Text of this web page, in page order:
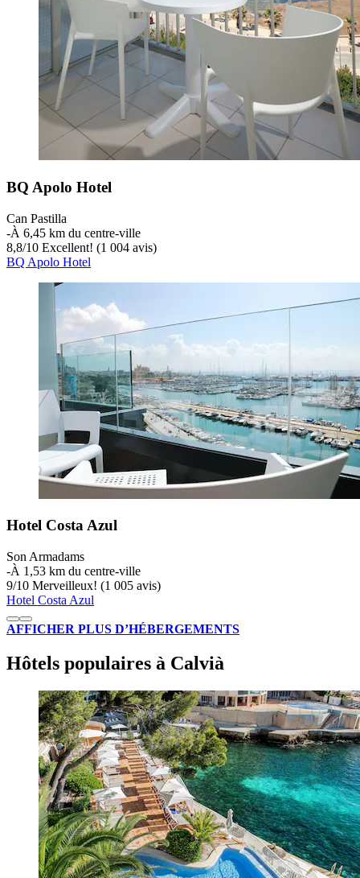
BQ Apolo Hotel
Can Pastilla
‐À 6,45 km du centre-ville
8,8/10 Excellent! (1 004 avis)
BQ Apolo Hotel
Hotel Costa Azul
Son Armadams
‐À 1,53 km du centre-ville
9/10 Merveilleux! (1 005 avis)
Hotel Costa Azul
AFFICHER PLUS D’HÉBERGEMENTS
Hôtels populaires à Calvià